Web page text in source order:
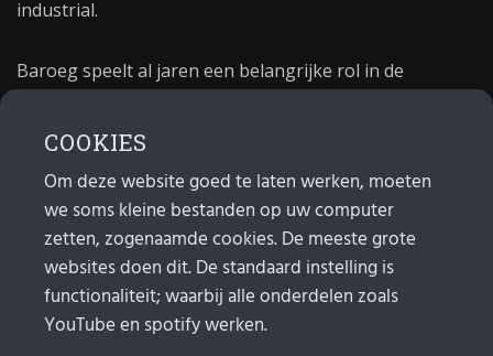
industrial.
Baroeg speelt al jaren een belangrijke rol in de
poppodium 40 jaar.
MAIL
Algemeen: info@baroeg.nl
Bands & boeking: leon@baroeg.nl
Promotie & publiciteit: francis@baroeg.nl
COOKIES
Om deze website goed te laten werken, moeten
we soms kleine bestanden op uw computer
zetten, zogenaamde cookies. De meeste grote
websites doen dit. De standaard instelling is
functionaliteit; waarbij alle onderdelen zoals
YouTube en spotify werken.